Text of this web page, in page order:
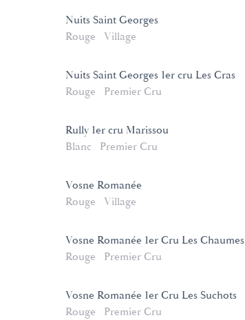
Nuits Saint Georges
Rouge
Village
Nuits Saint Georges 1er cru Les Cras
Rouge
Premier Cru
Rully 1er cru Marissou
Blanc
Premier Cru
Vosne Romanée
Rouge
Village
Vosne Romanée 1er Cru Les Chaumes
Rouge
Premier Cru
Vosne Romanée 1er Cru Les Suchots
Rouge
Premier Cru